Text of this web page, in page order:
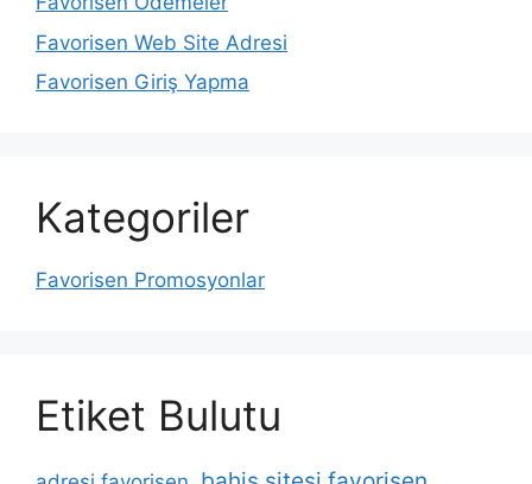
Favorisen Web Site Adresi
Favorisen Giriş Yapma
Kategoriler
Favorisen Promosyonlar
Etiket Bulutu